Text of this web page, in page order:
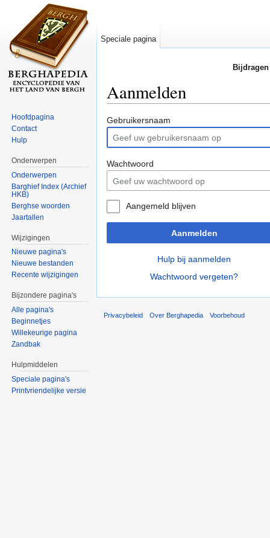
Aanmelden
Gebruikersnaam
Wachtwoord
Aangemeld blijven
Aanmelden
Hulp bij aanmelden
Wachtwoord vergeten?
Speciale pagina
Hoofdpagina
Contact
Hulp
Onderwerpen
Onderwerpen
Barghief Index (Archief
HKB)
Berghse woorden
Jaartallen
Wijzigingen
Nieuwe pagina's
Nieuwe bestanden
Recente wijzigingen
Bijzondere pagina's
Alle pagina's
Beginnetjes
Willekeurige pagina
Zandbak
Hulpmiddelen
Speciale pagina's
Printvriendelijke versie
Privacybeleid Over Berghapedia Voorbehoud